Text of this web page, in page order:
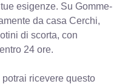
esigenze. Su Gomme-
da casa Cerchi,
di scorta, con
24 ore.
ricevere questo